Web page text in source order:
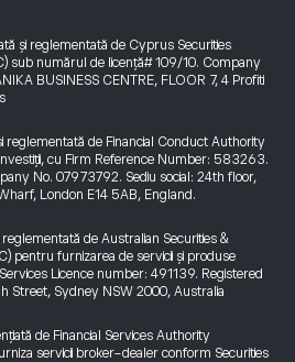
și reglementată de Cyprus Securities
sub numărul de licență# 109/10. Company
BUSINESS CENTRE, FLOOR 7, 4 Profiti
reglementată de Financial Conduct Authority
cu Firm Reference Number: 583263.
No. 07973792. Sediu social: 24th floor,
London E14 5AB, England.
de Australian Securities &
pentru furnizarea de servicii și produse
Licence number: 491139. Registered
Street, Sydney NSW 2000, Australia
de Financial Services Authority
servicii broker-dealer conform Securities